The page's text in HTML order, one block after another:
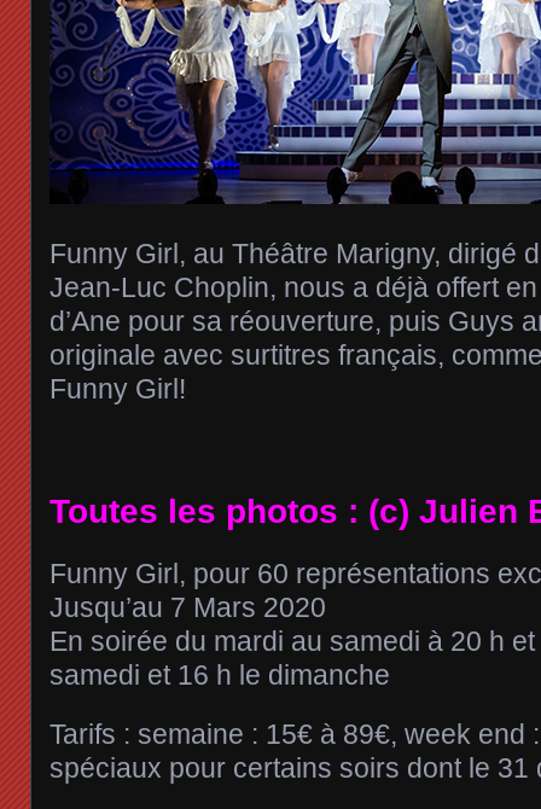
Funny Girl, au Théâtre Marigny, dirigé
Jean-Luc Choplin, nous a déjà offert
d’Ane pour sa réouverture, puis Guys
originale avec surtitres français,
Funny Girl!
Toutes les photos : (c) Julien
Funny Girl, pour 60 représentations
Jusqu’au 7 Mars 2020
En soirée du mardi au samedi à 20 h
samedi et 16 h le dimanche
Tarifs : semaine : 15€ à 89€, week end
spéciaux pour certains soirs dont le 31